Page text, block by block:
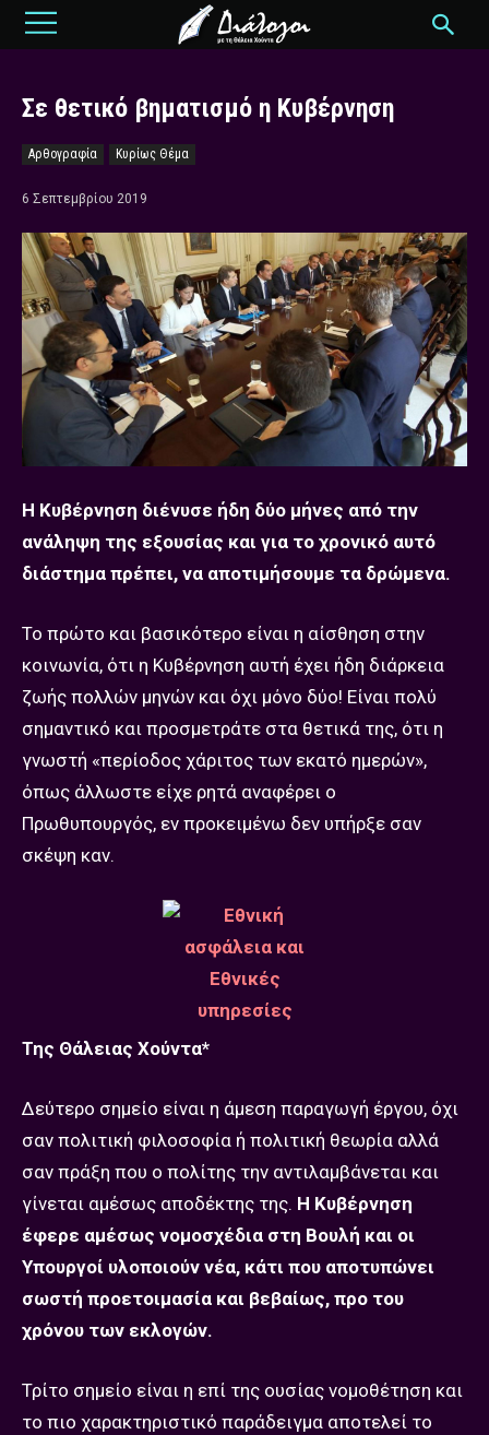
Σε θετικό βηματισμό η Κυβέρνηση
Αρθογραφία Κυρίως Θέμα
6 Σεπτεμβρίου 2019
Η Κυβέρνηση διένυσε ήδη δύο μήνες από την
ανάληψη της εξουσίας και για το χρονικό αυτό
διάστημα πρέπει, να αποτιμήσουμε τα δρώμενα.
Το πρώτο και βασικότερο είναι η αίσθηση στην
κοινωνία, ότι η Κυβέρνηση αυτή έχει ήδη διάρκεια
ζωής πολλών μηνών και όχι μόνο δύο! Είναι πολύ
σημαντικό και προσμετράτε στα θετικά της, ότι η
γνωστή «περίοδος χάριτος των εκατό ημερών»,
όπως άλλωστε είχε ρητά αναφέρει ο
Πρωθυπουργός, εν προκειμένω δεν υπήρξε σαν
σκέψη καν.
Της Θάλειας Χούντα*
Δεύτερο σημείο είναι η άμεση παραγωγή έργου, όχι
σαν πολιτική φιλοσοφία ή πολιτική θεωρία αλλά
σαν πράξη που ο πολίτης την αντιλαμβάνεται και
γίνεται αμέσως αποδέκτης της. Η Κυβέρνηση
έφερε αμέσως νομοσχέδια στη Βουλή και οι
Υπουργοί υλοποιούν νέα, κάτι που αποτυπώνει
σωστή προετοιμασία και βεβαίως, προ του
χρόνου των εκλογών.
Τρίτο σημείο είναι η επί της ουσίας νομοθέτηση και
το πιο χαρακτηριστικό παράδειγμα αποτελεί το